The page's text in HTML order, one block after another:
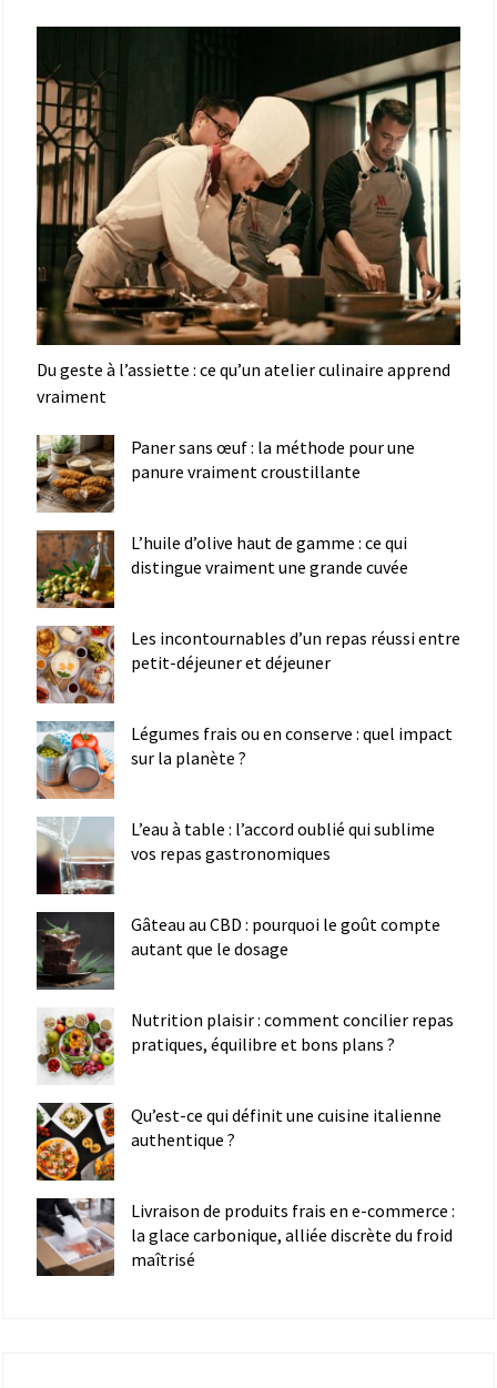
Du geste à l’assiette : ce qu’un atelier culinaire apprend
vraiment
Paner sans œuf : la méthode pour une
panure vraiment croustillante
L’huile d’olive haut de gamme : ce qui
distingue vraiment une grande cuvée
Les incontournables d’un repas réussi entre
petit-déjeuner et déjeuner
Légumes frais ou en conserve : quel impact
sur la planète ?
L’eau à table : l’accord oublié qui sublime
vos repas gastronomiques
Gâteau au CBD : pourquoi le goût compte
autant que le dosage
Nutrition plaisir : comment concilier repas
pratiques, équilibre et bons plans ?
Qu’est-ce qui définit une cuisine italienne
authentique ?
Livraison de produits frais en e-commerce :
la glace carbonique, alliée discrète du froid
maîtrisé